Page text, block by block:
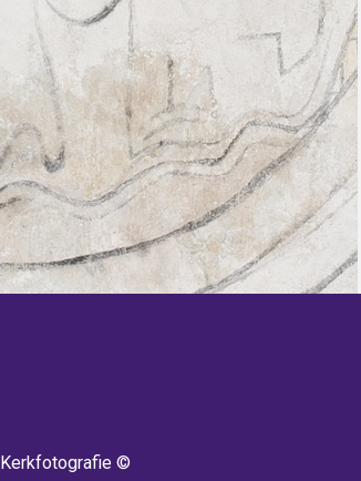
Kerkfotografie ©